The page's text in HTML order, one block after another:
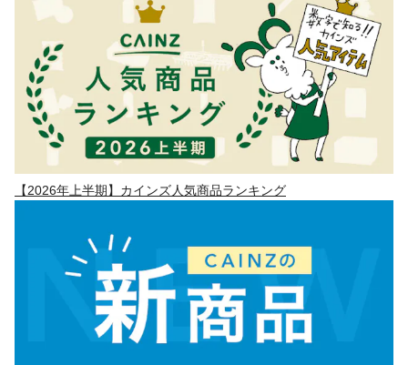
【2026年上半期】カインズ人気商品ランキング